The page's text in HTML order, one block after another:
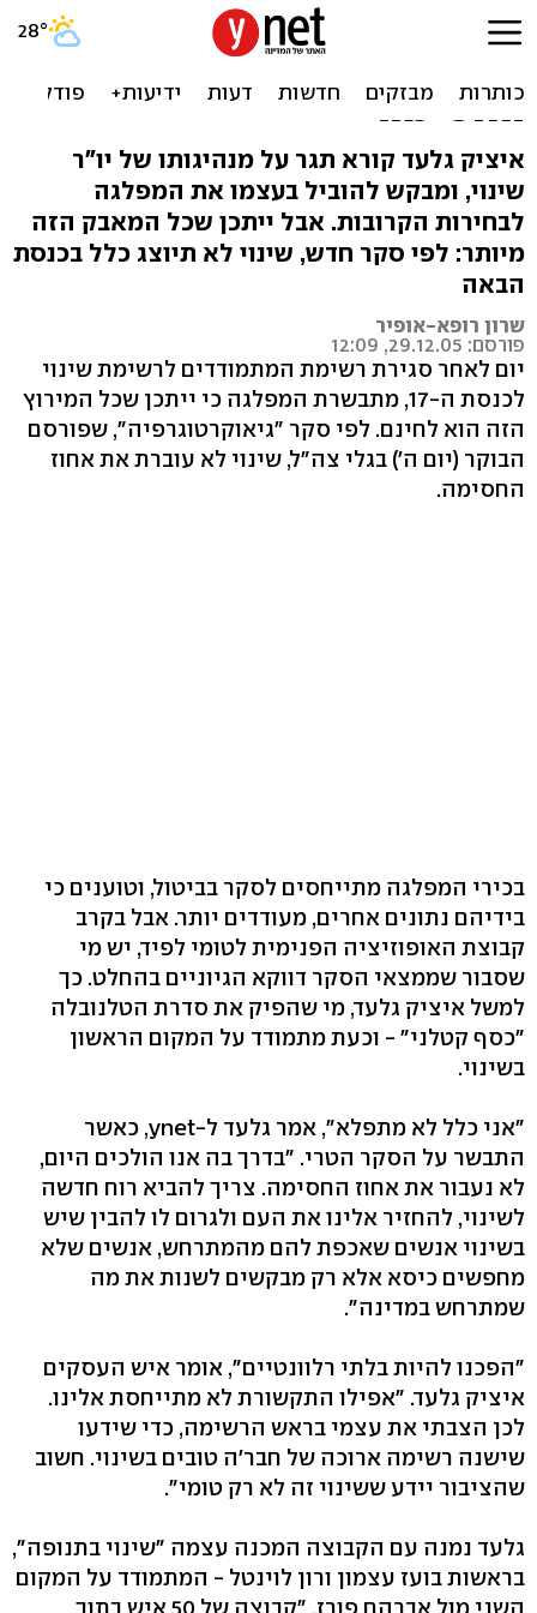
המפיק שמתחרה בטומי:
הגיוני שלא נעבור את אחוז
החסימה
איציק גלעד קורא תגר על מנהיגותו של יו"ר
שינוי, ומבקש להוביל בעצמו את המפלגה
לבחירות הקרובות. אבל ייתכן שכל המאבק הזה
מיותר: לפי סקר חדש, שינוי לא תיוצג כלל בכנסת
הבאה
שרון רופא-אופיר
פורסם: 29.12.05, 12:09
יום לאחר סגירת רשימת המתמודדים לרשימת שינוי
לכנסת ה-17, מתבשרת המפלגה כי ייתכן שכל המירוץ
הזה הוא לחינם. לפי סקר "גיאוקרטוגרפיה", שפורסם
הבוקר (יום ה') בגלי צה"ל, שינוי לא עוברת את אחוז
החסימה.
בכירי המפלגה מתייחסים לסקר בביטול, וטוענים כי
בידיהם נתונים אחרים, מעודדים יותר. אבל בקרב
קבוצת האופוזיציה הפנימית לטומי לפיד, יש מי
שסבור שממצאי הסקר דווקא הגיוניים בהחלט. כך
למשל איציק גלעד, מי שהפיק את סדרת הטלנובלה
"כסף קטלני" - וכעת מתמודד על המקום הראשון
בשינוי.
"אני כלל לא מתפלא", אמר גלעד ל-ynet, כאשר
התבשר על הסקר הטרי. "בדרך בה אנו הולכים היום,
לא נעבור את אחוז החסימה. צריך להביא רוח חדשה
לשינוי, להחזיר אלינו את העם ולגרום לו להבין שיש
בשינוי אנשים שאכפת להם מהמתרחש, אנשים שלא
מחפשים כיסא אלא רק מבקשים לשנות את מה
שמתרחש במדינה".
"הפכנו להיות בלתי רלוונטיים", אומר איש העסקים
איציק גלעד. "אפילו התקשורת לא מתייחסת אלינו.
לכן הצבתי את עצמי בראש הרשימה, כדי שידעו
שישנה רשימה ארוכה של חבר'ה טובים בשינוי. חשוב
שהציבור יידע ששינוי זה לא רק טומי".
גלעד נמנה עם הקבוצה המכנה עצמה "שינוי בתנופה",
בראשות בועז עצמון ורון לוינטל - המתמודד על המקום